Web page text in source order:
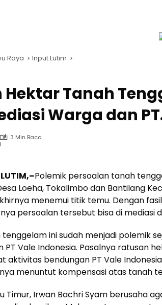
Raya Input Lutim
Hektar Tanah
Warga dan
3 Min Baca
Polemik persoalan tanah
Loeha, Tokalimbo dan Bantilang
menemui titik temu. Dengan
persoalan tersebut bisa di mediasi
ini sudah menjadi polemik
PT Vale Indonesia. Pasalnya ratusan
aktivitas bendungan PT Vale
menuntut kompensasi atas tanah
Timur, Irwan Bachri Syam berusaha